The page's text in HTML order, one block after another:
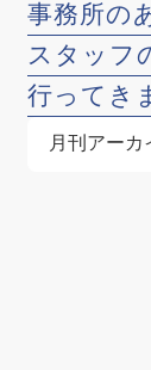
事務所の
スタッフ
行ってき